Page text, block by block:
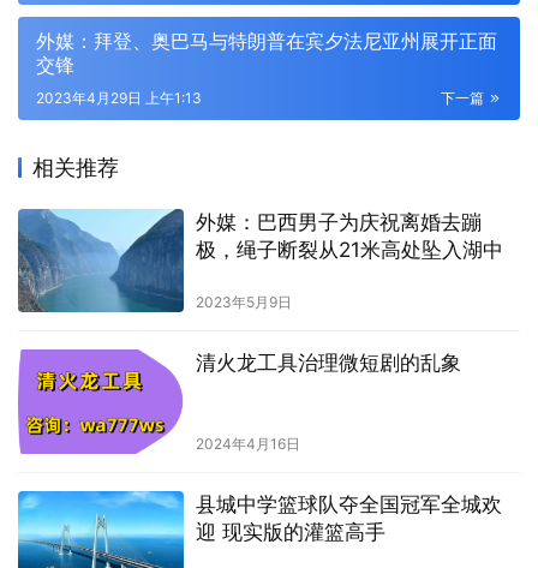
外媒：拜登、奥巴马与特朗普在宾夕法尼亚州展开正面
交锋
下一篇
2023年4月29日 上午1:13
相关推荐
外媒：巴西男子为庆祝离婚去蹦
极，绳子断裂从21米高处坠入湖中
2023年5月9日
清火龙工具治理微短剧的乱象
2024年4月16日
县城中学篮球队夺全国冠军全城欢
迎 现实版的灌篮高手